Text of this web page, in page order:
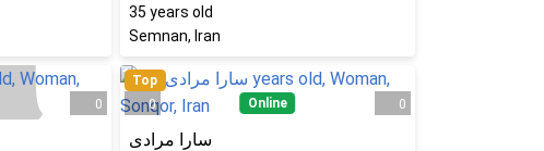
35 years old
Semnan, Iran
0
Top
0
Online 0
سارا مرادی